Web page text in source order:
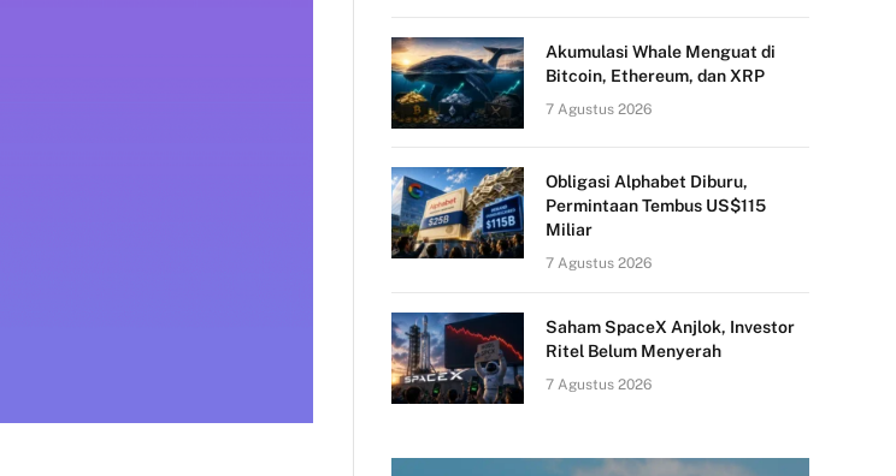
Akumulasi Whale Menguat di
Bitcoin, Ethereum, dan XRP
7 Agustus 2026
Obligasi Alphabet Diburu,
Permintaan Tembus US$115
Miliar
7 Agustus 2026
Saham SpaceX Anjlok, Investor
Ritel Belum Menyerah
7 Agustus 2026